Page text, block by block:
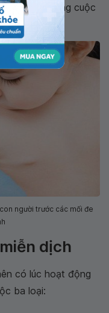
sau này trong cuộc
người trước các mối đe
dịch
có lúc hoạt động
ba loại: